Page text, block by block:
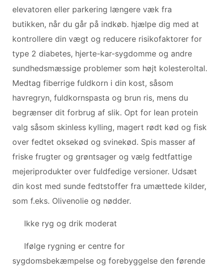
elevatoren eller parkering længere væk fra
butikken, når du går på indkøb. hjælpe dig med at
kontrollere din vægt og reducere risikofaktorer for
type 2 diabetes, hjerte-kar-sygdomme og andre
sundhedsmæssige problemer som højt kolesteroltal.
Medtag fiberrige fuldkorn i din kost, såsom
havregryn, fuldkornspasta og brun ris, mens du
begrænser dit forbrug af slik. Opt for lean protein
valg såsom skinless kylling, magert rødt kød og fisk
over fedtet oksekød og svinekød. Spis masser af
friske frugter og grøntsager og vælg fedtfattige
mejeriprodukter over fuldfedige versioner. Udsæt
din kost med sunde fedtstoffer fra umættede kilder,
som f.eks. Olivenolie og nødder.
Ikke ryg og drik moderat
Ifølge rygning er centre for
sygdomsbekæmpelse og forebyggelse den førende